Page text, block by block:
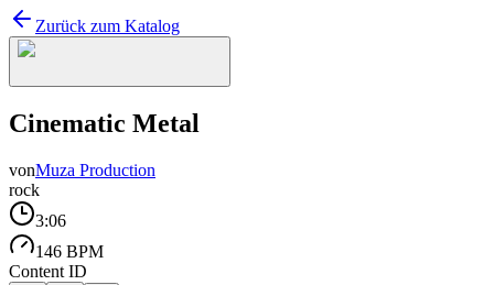
Zurück zum Katalog
Cinematic Metal
vonMuza Production
rock
3:06
146 BPM
Content ID